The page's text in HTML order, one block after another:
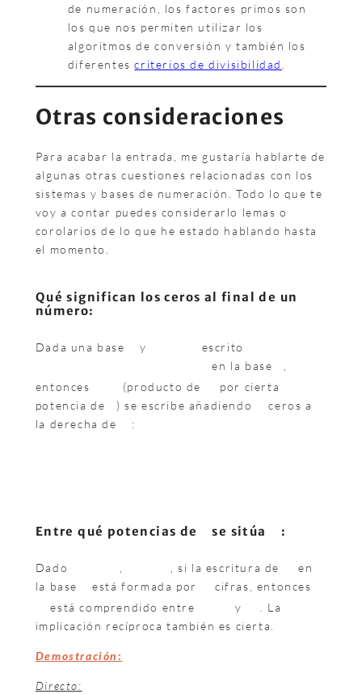
de numeración, los factores primos son
los que nos permiten utilizar los
algoritmos de conversión y también los
diferentescriterios de divisibilidad
Otras consideraciones
Para acabar la entrada, me gustaría hablarte de
algunas otras cuestiones relacionadas con los
sistemas y bases de numeración. Todo lo que te
voy a contar puedes considerarlo lemas o
corolarios de lo que he estado hablando hasta
el momento.
Qué significan los ceros al final de un
número:
Dada una base y
escrito
en la base
entonces
(producto de
por cierta
potencia de
) se escribe añadiendo
ceros a
la derecha de
:
Entre qué potencias de se sitúa :
Dado , si la escritura de
en
la base
está formada por
cifras, entonces
está comprendido entre
y
. La
implicación recíproca también es cierta.
Demostración :
Directo: